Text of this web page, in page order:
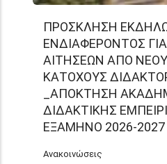
ΠΡΟΣΚΛΗΣΗ
ΕΝΔΙΑΦΕΡΟΝΤΟΣ
ΑΙΤΗΣΕΩΝ ΑΠΟ
ΚΑΤΟΧΟΥΣ
_ΑΠΟΚΤΗΣΗ
ΔΙΔΑΚΤΙΚΗΣ
ΕΞΑΜΗΝΟ 2026-2027
Ανακοινώσεις